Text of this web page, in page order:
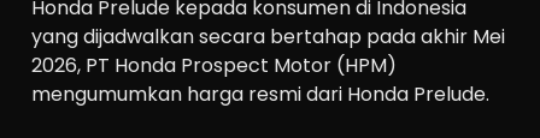
Honda Prelude kepada konsumen di Indonesia
yang dijadwalkan secara bertahap pada akhir Mei
2026, PT Honda Prospect Motor (HPM)
mengumumkan harga resmi dari Honda Prelude.